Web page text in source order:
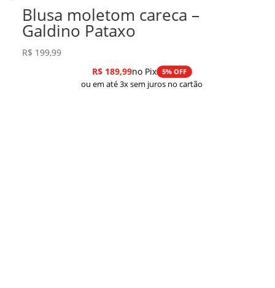
Blusa moletom careca –
Galdino Pataxo
R$ 199,99
R$189,99no Pix 5% OFF
ou em até 3x sem juros no cartão